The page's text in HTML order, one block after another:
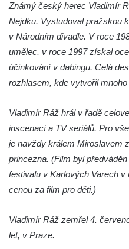
Pamětní deska Giacoma
Seingalt na zámeckém
Pamětní deska Ferdinanda
Čechách
Pamětní deska Josefa
domě čp. 109 v Kalinově
Boru
Pamětní deska Václava
Červeného na domě ve
Pamětní deska Josefa
Známý český herec Vladimír
Nejdku. Vystudoval pražskou
v Národním divadle. V roce
umělec, v roce 1997 získal
účinkování v dabingu. Celá
rozhlasem, kde vytvořil mnoho
Vladimír Ráž hrál v řadě
inscenací a TV seriálů. Pro
je navždy králem Miroslavem
princezna. (Film byl
festivalu v Karlových Varech
cenou za film pro děti.)
Vladimír Ráž zemřel 4.
let, v Praze.